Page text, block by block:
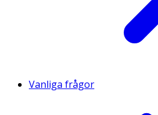
Vanliga frågor